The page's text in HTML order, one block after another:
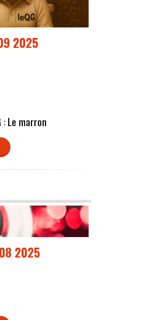
2025
: Le marron
2025